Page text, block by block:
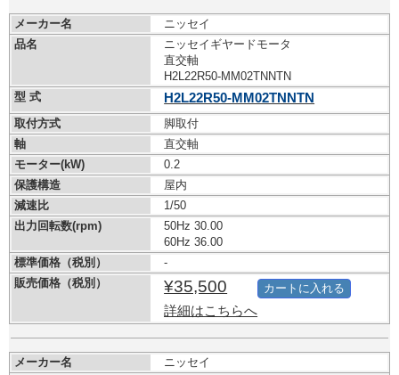
メーカー名
ニッセイ
品名
ニッセイギヤードモータ
直交軸
H2L22R50-MM02TNNTN
型 式
H2L22R50-MM02TNNTN
取付方式
脚取付
軸
直交軸
モーター(kW)
0.2
保護構造
屋内
減速比
1/50
出力回転数(rpm)
50Hz 30.00
60Hz 36.00
標準価格（税別）
-
販売価格（税別）
¥35,500
詳細はこちらへ
カートに入れる
メーカー名
ニッセイ